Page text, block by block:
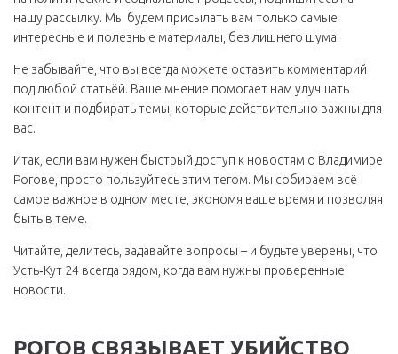
нашу рассылку. Мы будем присылать вам только самые
интересные и полезные материалы, без лишнего шума.
Не забывайте, что вы всегда можете оставить комментарий
под любой статьёй. Ваше мнение помогает нам улучшать
контент и подбирать темы, которые действительно важны для
вас.
Итак, если вам нужен быстрый доступ к новостям о Владимире
Рогове, просто пользуйтесь этим тегом. Мы собираем всё
самое важное в одном месте, экономя ваше время и позволяя
быть в теме.
Читайте, делитесь, задавайте вопросы – и будьте уверены, что
Усть‑Кут 24 всегда рядом, когда вам нужны проверенные
новости.
РОГОВ СВЯЗЫВАЕТ УБИЙСТВО